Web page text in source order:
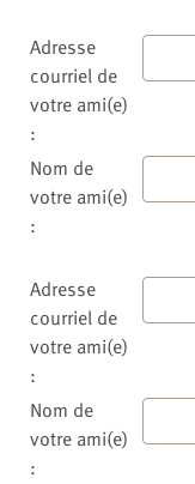
Adresse
courriel de
votre ami(e)
:
Nom de
votre ami(e)
:
Adresse
courriel de
votre ami(e)
:
Nom de
votre ami(e)
: